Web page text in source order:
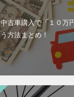
中古車購入で「１０万
う方法まとめ！